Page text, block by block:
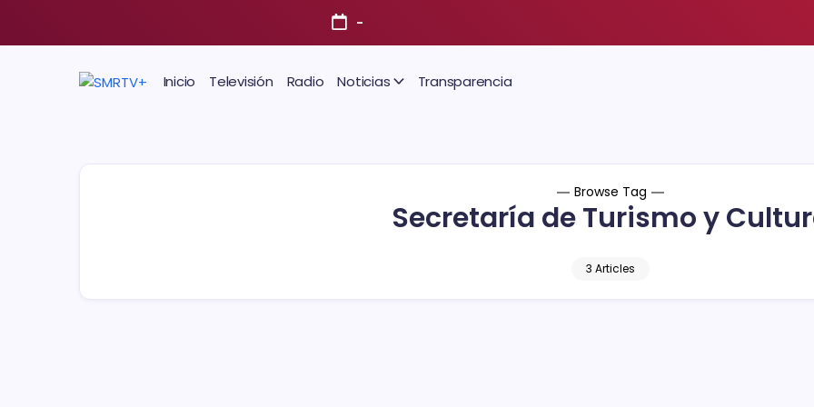
-
Inicio Televisión Radio Noticias Transparencia
Browse Tag
Secretaría de Turismo y
3 Articles